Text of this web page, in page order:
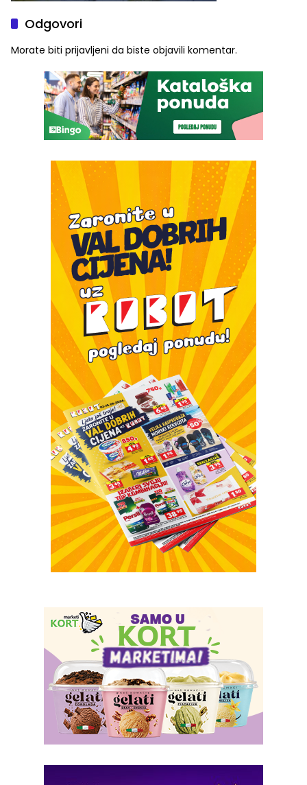
Odgovori
Morate biti prijavljeni da biste objavili komentar.